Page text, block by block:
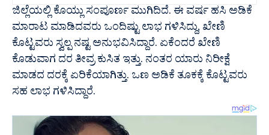
ಜಿಲ್ಲೆಯಲ್ಲಿ ಕೊಯ್ಲು ಸಂಪೂರ್ಣ ಮುಗಿದಿದೆ. ಈ ವರ್ಷ ಹಸಿ ಅಡಿಕೆ
ಮಾರಾಟ ಮಾಡಿದವರು ಒಂದಿಷ್ಟು ಲಾಭ ಗಳಿಸಿದ್ದು, ಖೇಣಿ
ಕೊಟ್ಟವರು ಸ್ವಲ್ಪ ನಷ್ಟ ಅನುಭವಿಸಿದ್ದಾರೆ. ಏಕೆಂದರೆ ಖೇಣಿ
ಕೊಡುವಾಗ ದರ ತೀವ್ರ ಕುಸಿತ ಇತ್ತು. ನಂತರ ಯಾರು ನಿರೀಕ್ಷೆ
ಮಾಡದ ದರಕ್ಕೆ ಏರಿಕೆಯಾಗಿತ್ತು. ಒಣ ಅಡಿಕೆ ತೂಕಕ್ಕೆ ಕೊಟ್ಟವರು
ಸಹ ಲಾಭ ಗಳಿಸಿದ್ದಾರೆ.